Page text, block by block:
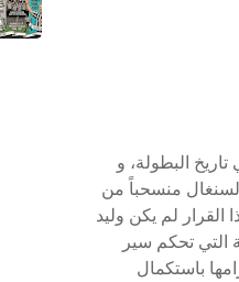
منسحباً من
هذا القرار لم يكن وليد
التي تحكم سير
باستكمال